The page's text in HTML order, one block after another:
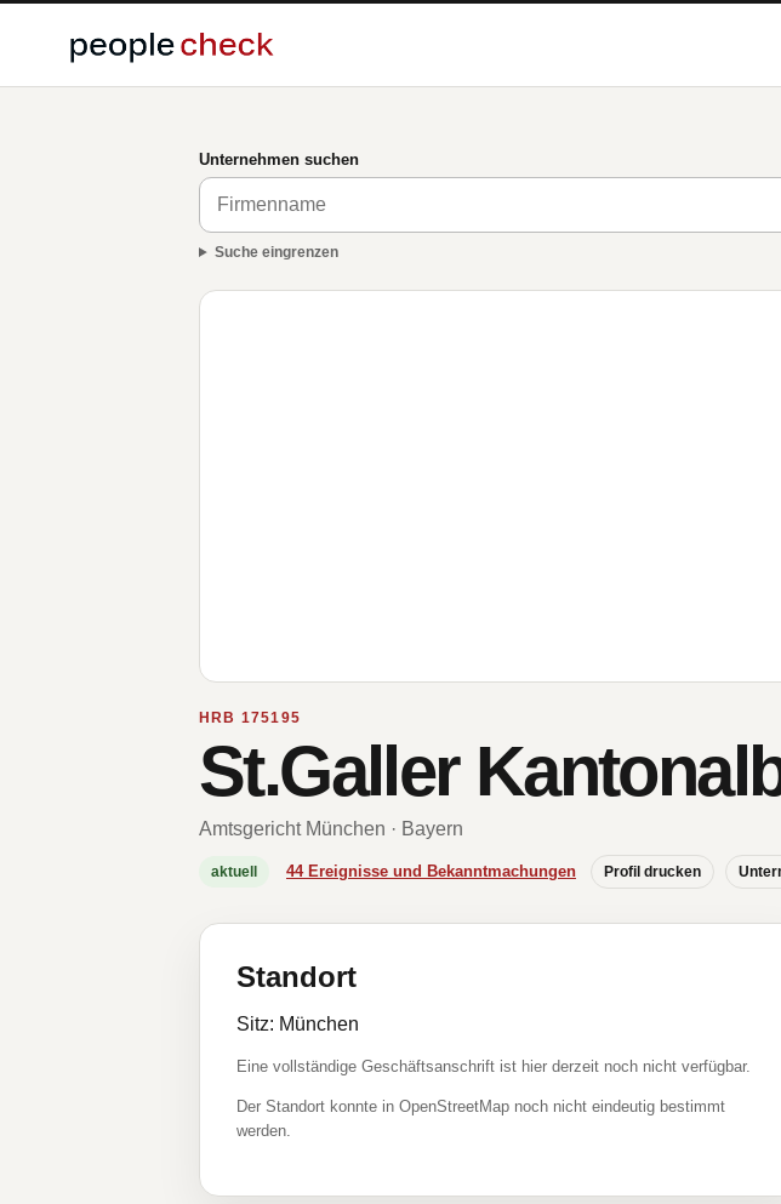
Unternehmen suchen
Suche eingrenzen
HRB 175195
St.Galler
Amtsgericht München · Bayern
aktuell 44 Ereignisse und Bekanntmachungen Profil drucken
Standort
Sitz: München
Eine vollständige Geschäftsanschrift ist hier derzeit noch nicht verfügbar.
Der Standort konnte in OpenStreetMap noch nicht eindeutig bestimmt
werden.